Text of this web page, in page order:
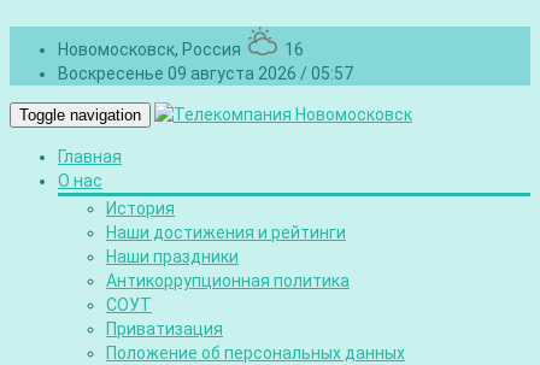
Новомосковск, Россия
16
Воскресенье 09 августа 2026 / 05:57
Toggle navigation
Главная
О нас
История
Наши достижения и рейтинги
Наши праздники
Антикоррупционная политика
СОУТ
Приватизация
Положение об персональных данных